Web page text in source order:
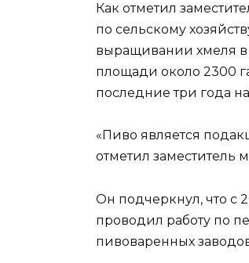
Как отметил
по сельскому
выращивании хмеля в
площади около 2300
последние три года
«Пиво является
отметил заместитель
Он подчеркнул, что с
проводил работу по
пивоваренных